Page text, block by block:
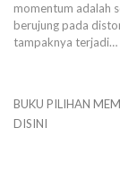
momentum adalah
berujung pada
tampaknya terjadi…
BUKU PILIHAN
DISINI